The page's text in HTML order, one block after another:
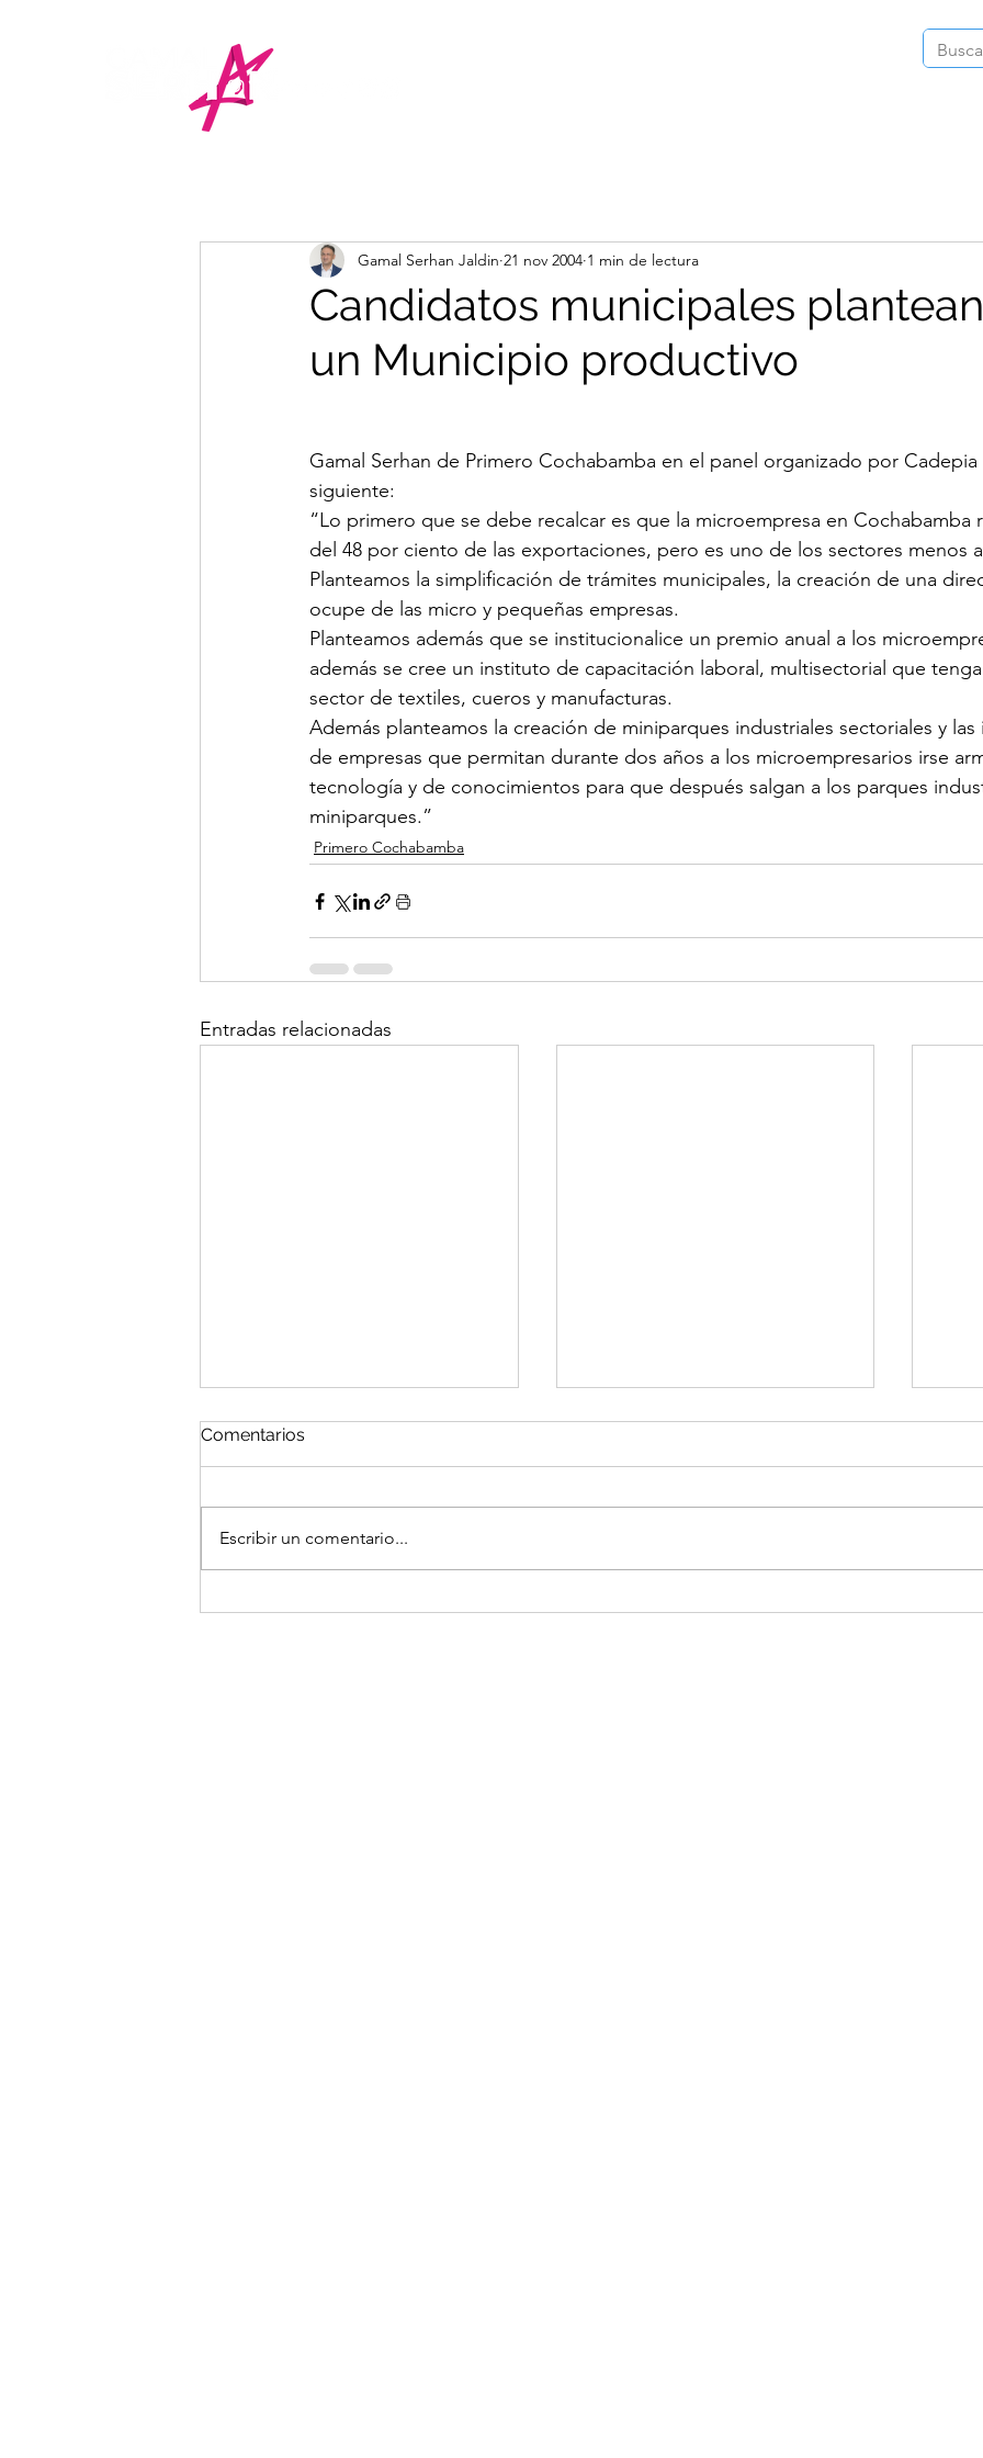
Candidatos municipales
un Municipio productivo
Gamal Serhan Jaldin 21 nov 2004 1 min de lectura
Gamal Serhan de Primero Cochabamba en el panel organizado por
siguiente:
“Lo primero que se debe recalcar es que la microempresa en Cochabamba
del 48 por ciento de las exportaciones, pero es uno de los sectores menos
Planteamos la simplificación de trámites municipales, la creación de una
ocupe de las micro y pequeñas empresas.
Planteamos además que se institucionalice un premio anual a los
además se cree un instituto de capacitación laboral, multisectorial que
sector de textiles, cueros y manufacturas.
Además planteamos la creación de miniparques industriales sectoriales y las
de empresas que permitan durante dos años a los microempresarios irse
tecnología y de conocimientos para que después salgan a los parques
miniparques.”
Primero Cochabamba
Entradas relacionadas
Comentarios
Escribir un comentario...